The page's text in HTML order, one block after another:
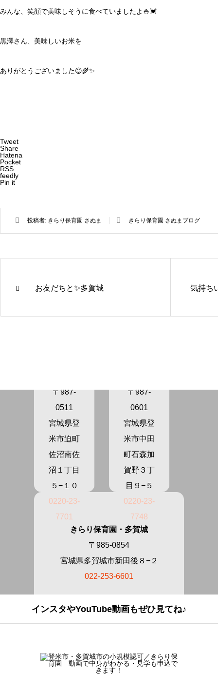
みんな、笑顔で美味しそうに食べていましたよ🍚💓
黒澤さん、美味しいお米を
ありがとうございました😊🌾✨
Tweet
Share
Hatena
Pocket
RSS
feedly
Pin it
投稿者: きらり保育園 さぬま きらり保育園 さぬまブログ
お友だちと✨多賀城 気持ち
〒987-
0511
宮城県登
米市迫町
佐沼南佐
沼１丁目
５−１０
0220-23-
7701
〒987-
0601
宮城県登
米市中田
町石森加
賀野３丁
目９−５
0220-23-
7748
きらり保育園・多賀城
〒985-0854
宮城県多賀城市新田後８−２
022-253-6601
インスタやYouTube動画もぜひ見てね♪